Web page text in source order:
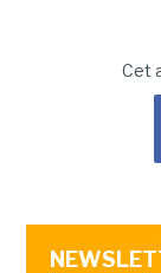
Cet